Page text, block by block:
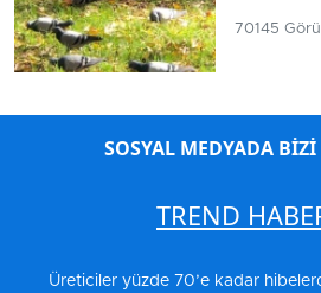
70145
SOSYAL MEDYADA
TREND
Üreticiler yüzde 70’e kadar